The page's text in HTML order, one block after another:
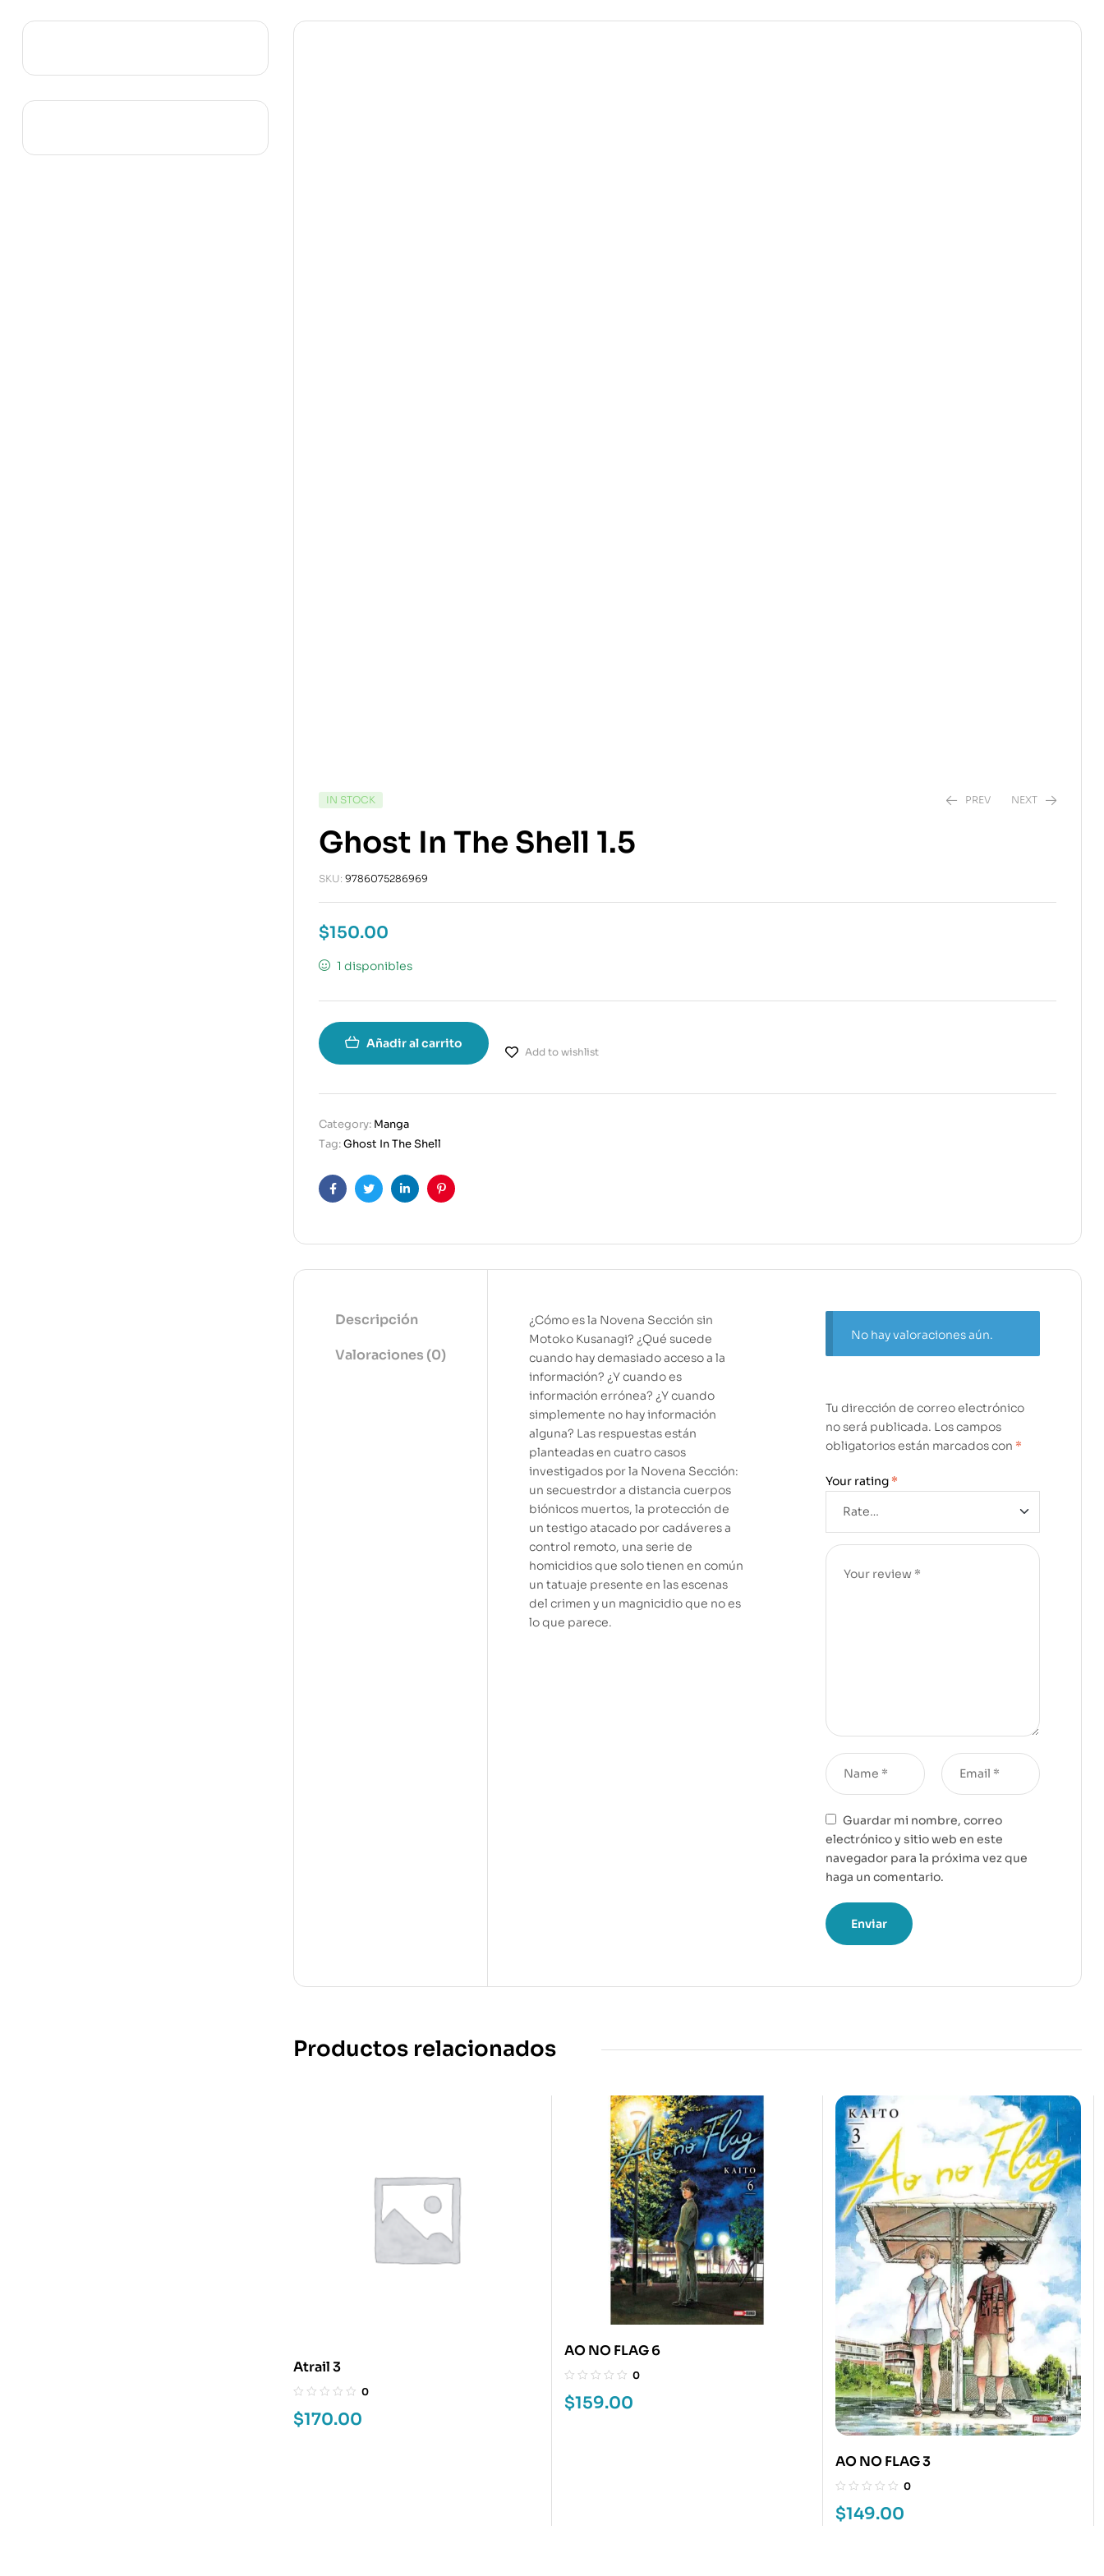
IN STOCK PREV NEXT
Ghost In The Shell 1.5
SKU: 9786075286969
$150.00
1 disponibles
Añadir al carrito
Add to wishlist
Category: Manga
Tag:Ghost In The Shell
FacebookTwitterLinkedinPinterest
Descripción
Valoraciones (0)
¿Cómo es la Novena Sección sin
Motoko Kusanagi? ¿Qué sucede
cuando hay demasiado acceso a la
información? ¿Y cuando es
información errónea? ¿Y cuando
simplemente no hay información
alguna? Las respuestas están
planteadas en cuatro casos
investigados por la Novena Sección:
un secuestrdor a distancia cuerpos
biónicos muertos, la protección de
un testigo atacado por cadáveres a
control remoto, una serie de
homicidios que solo tienen en común
un tatuaje presente en las escenas
del crimen y un magnicidio que no es
lo que parece.
No hay valoraciones aún.
Tu dirección de correo electrónico
no será publicada. Los campos
obligatorios están marcados con *
Your rating *
Guardar mi nombre, correo
electrónico y sitio web en este
navegador para la próxima vez que
haga un comentario.
Productos relacionados
Atrail 3
0
$170.00
AO NO FLAG 6
0
$159.00
AO NO FLAG 3
0
$149.00